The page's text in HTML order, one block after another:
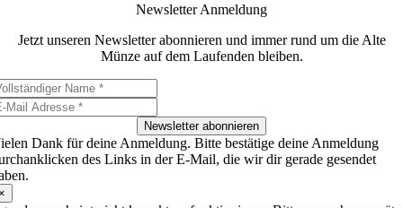
Newsletter Anmeldung
Jetzt unseren Newsletter abonnieren und immer rund um die Alte
Münze auf dem Laufenden bleiben.
Newsletter abonnieren
Dank für deine Anmeldung. Bitte bestätige deine Anmeldung
des Links in der E-Mail, die wir dir gerade gesendet